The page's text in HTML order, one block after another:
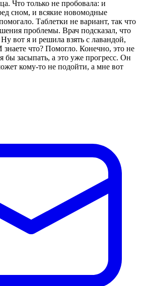
Что только не пробовала: и
сном, и всякие новомодные
Таблетки не вариант, так что
проблемы. Врач подсказал, что
вот я и решила взять с лавандой,
что? Помогло. Конечно, это не
бы засыпать, а это уже прогресс. Он
кому-то не подойти, а мне вот